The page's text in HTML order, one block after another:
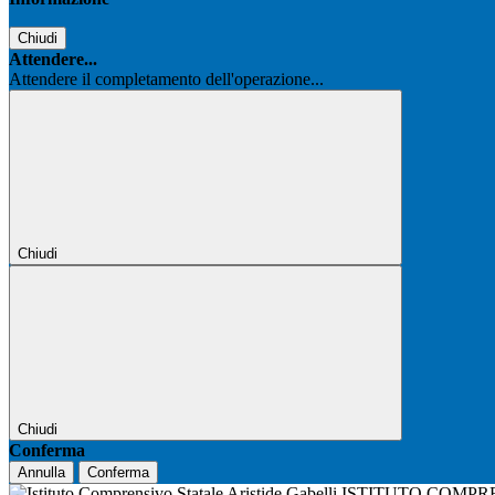
Chiudi
Attendere...
Attendere il completamento dell'operazione...
Chiudi
Chiudi
Conferma
Annulla Conferma